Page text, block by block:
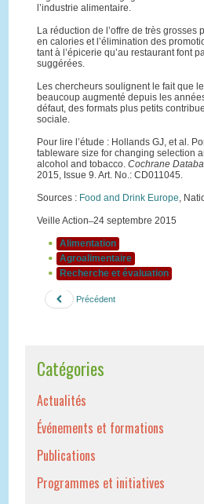
l’industrie alimentaire.
La réduction de l’offre de très grosses
en calories et l’élimination des
tant à l’épicerie qu’au restaurant font
suggérées.
Les chercheurs soulignent le fait que
beaucoup augmenté depuis les
défaut, des formats plus petits
sociale.
Pour lire l’étude : Hollands GJ, et al.
tableware size for changing selection
alcohol and tobacco. Cochrane
2015, Issue 9. Art. No.: CD011045.
Sources : Food and Drink Europe,
Veille Action ̶ 24 septembre 2015
Alimentation
Agroalimentaire
Recherche et évaluation
Précédent
Catégories
Actualités
Événements et formations
Publications
Programmes et initiatives